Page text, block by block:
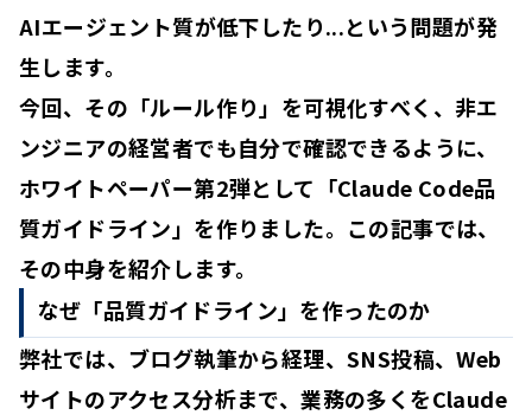
AIエージェント質が低下したり...という問題が発
生します。
今回、その「ルール作り」を可視化すべく、非エ
ンジニアの経営者でも自分で確認できるように、
ホワイトペーパー第2弾として 「Claude Code品
質ガイドライン」 を作りました。この記事では、
その中身を紹介します。
なぜ「品質ガイドライン」を作ったのか
弊社では、ブログ執筆から経理、SNS投稿、Web
サイトのアクセス分析まで、業務の多くをClaude